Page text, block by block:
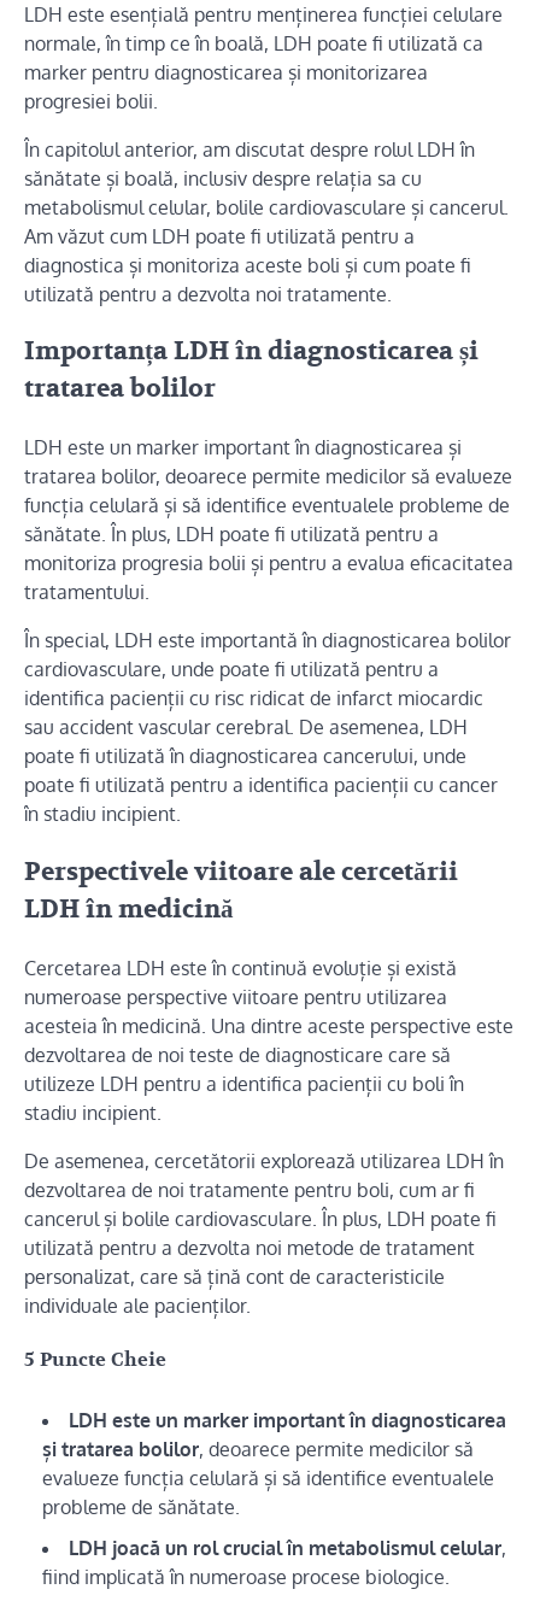
LDH este esențială pentru menținerea funcției celulare
normale, în timp ce în boală, LDH poate fi utilizată ca
marker pentru diagnosticarea și monitorizarea
progresiei bolii.
În capitolul anterior, am discutat despre rolul LDH în
sănătate și boală, inclusiv despre relația sa cu
metabolismul celular, bolile cardiovasculare și cancerul.
Am văzut cum LDH poate fi utilizată pentru a
diagnostica și monitoriza aceste boli și cum poate fi
utilizată pentru a dezvolta noi tratamente.
Importanța LDH în diagnosticarea și
tratarea bolilor
LDH este un marker important în diagnosticarea și
tratarea bolilor, deoarece permite medicilor să evalueze
funcția celulară și să identifice eventualele probleme de
sănătate. În plus, LDH poate fi utilizată pentru a
monitoriza progresia bolii și pentru a evalua eficacitatea
tratamentului.
În special, LDH este importantă în diagnosticarea bolilor
cardiovasculare, unde poate fi utilizată pentru a
identifica pacienții cu risc ridicat de infarct miocardic
sau accident vascular cerebral. De asemenea, LDH
poate fi utilizată în diagnosticarea cancerului, unde
poate fi utilizată pentru a identifica pacienții cu cancer
în stadiu incipient.
Perspectivele viitoare ale cercetării
LDH în medicină
Cercetarea LDH este în continuă evoluție și există
numeroase perspective viitoare pentru utilizarea
acesteia în medicină. Una dintre aceste perspective este
dezvoltarea de noi teste de diagnosticare care să
utilizeze LDH pentru a identifica pacienții cu boli în
stadiu incipient.
De asemenea, cercetătorii explorează utilizarea LDH în
dezvoltarea de noi tratamente pentru boli, cum ar fi
cancerul și bolile cardiovasculare. În plus, LDH poate fi
utilizată pentru a dezvolta noi metode de tratament
personalizat, care să țină cont de caracteristicile
individuale ale pacienților.
5 Puncte Cheie
LDH este un marker important în diagnosticarea
și tratarea bolilor, deoarece permite medicilor să
evalueze funcția celulară și să identifice eventualele
probleme de sănătate.
LDH joacă un rol crucial în metabolismul celular,
fiind implicată în numeroase procese biologice.